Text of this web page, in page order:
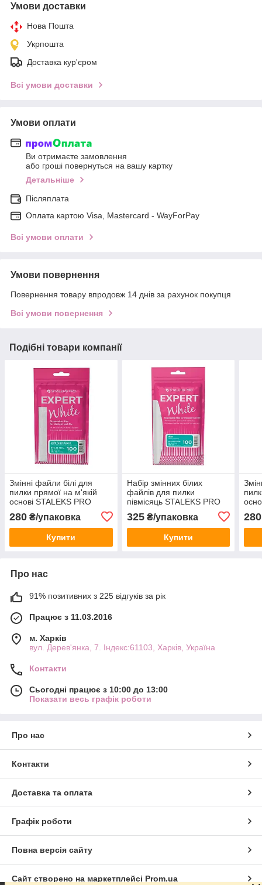
Умови доставки
Нова Пошта
Укрпошта
Доставка кур'єром
Всі умови доставки
Умови оплати
Ви отримаєте замовлення
або гроші повернуться на вашу картку
Детальніше
Післяплата
Оплата картою Visa, Mastercard - WayForPay
Всі умови оплати
Умови повернення
Повернення товару впродовж 14 днів за рахунок покупця
Всі умови повернення
Подібні товари компанії
Змінні файли білі для
пилки прямої на м'якій
основі STALEKS PRO
EXPERT 20 100 грит (DFE-
20-100w), 30 шт
280 ₴/упаковка
Купити
Набір змінних білих
файлів для пилки
півмісяць STALEKS PRO
EXPERT 42 100 грит (DFE-
42-100w), 50 шт
325₴/упаковка
Купити
280
Про нас
91% позитивних з 225 відгуків за рік
Працює з 11.03.2016
м. Харків
вул. Дерев'янка, 7. Індекс:61103, Харків, Україна
Контакти
Сьогодні працює з 10:00 до 13:00
Показати весь графік роботи
Про нас
Контакти
Доставка та оплата
Графік роботи
Повна версія сайту
Сайт створено на маркетплейсі Prom.ua